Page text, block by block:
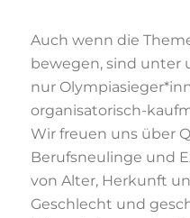
Auch wenn die
bewegen, sind unter
nur
organisatorisch-
Wir freuen uns über
Berufsneulinge und
von Alter, Herkunft
Geschlecht und